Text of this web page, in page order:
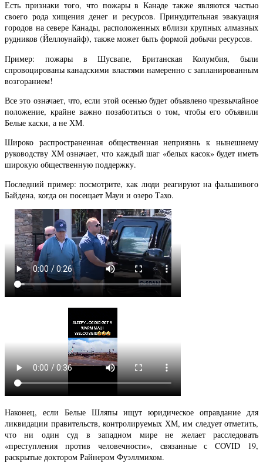
Есть признаки того, что пожары в Канаде также являются частью
своего рода хищения денег и ресурсов. Принудительная эвакуация
городов на севере Канады, расположенных вблизи крупных алмазных
рудников (Йеллоунайф), также может быть формой добычи ресурсов.
Пример: пожары в Шусвапе, Британская Колумбия, были
спровоцированы канадскими властями намеренно с запланированным
возгоранием!
Все это означает, что, если этой осенью будет объявлено чрезвычайное
положение, крайне важно позаботиться о том, чтобы его объявили
Белые каски, а не ХМ.
Широко распространенная общественная неприязнь к нынешнему
руководству ХМ означает, что каждый шаг «белых касок» будет иметь
широкую общественную поддержку.
Последний пример: посмотрите, как люди реагируют на фальшивого
Байдена, когда он посещает Мауи и озеро Тахо.
Наконец, если Белые Шляпы ищут юридическое оправдание для
ликвидации правительств, контролируемых ХМ, им следует отметить,
что ни один суд в западном мире не желает расследовать
«преступления против человечности», связанные с COVID 19,
раскрытые доктором Райнером Фуэллмихом.